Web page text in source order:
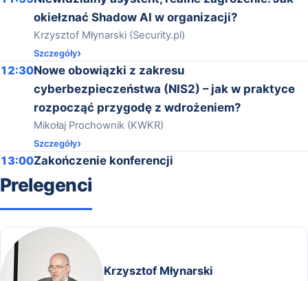
okiełznać Shadow AI w organizacji?
Krzysztof Młynarski (Security.pl)
Szczegóły
12:30Nowe obowiązki z zakresu
cyberbezpieczeństwa (NIS2) – jak w praktyce
rozpocząć przygodę z wdrożeniem?
Mikołaj Prochownik (KWKR)
Szczegóły
13:00Zakończenie konferencji
Prelegenci
Krzysztof Młynarski